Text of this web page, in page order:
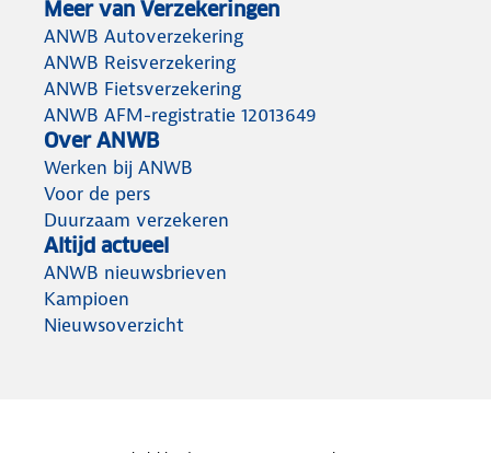
Meer van Verzekeringen
ANWB Autoverzekering
ANWB Reisverzekering
ANWB Fietsverzekering
ANWB AFM-registratie 12013649
Over ANWB
Werken bij ANWB
Voor de pers
Duurzaam verzekeren
Altijd actueel
ANWB nieuwsbrieven
Kampioen
Nieuwsoverzicht